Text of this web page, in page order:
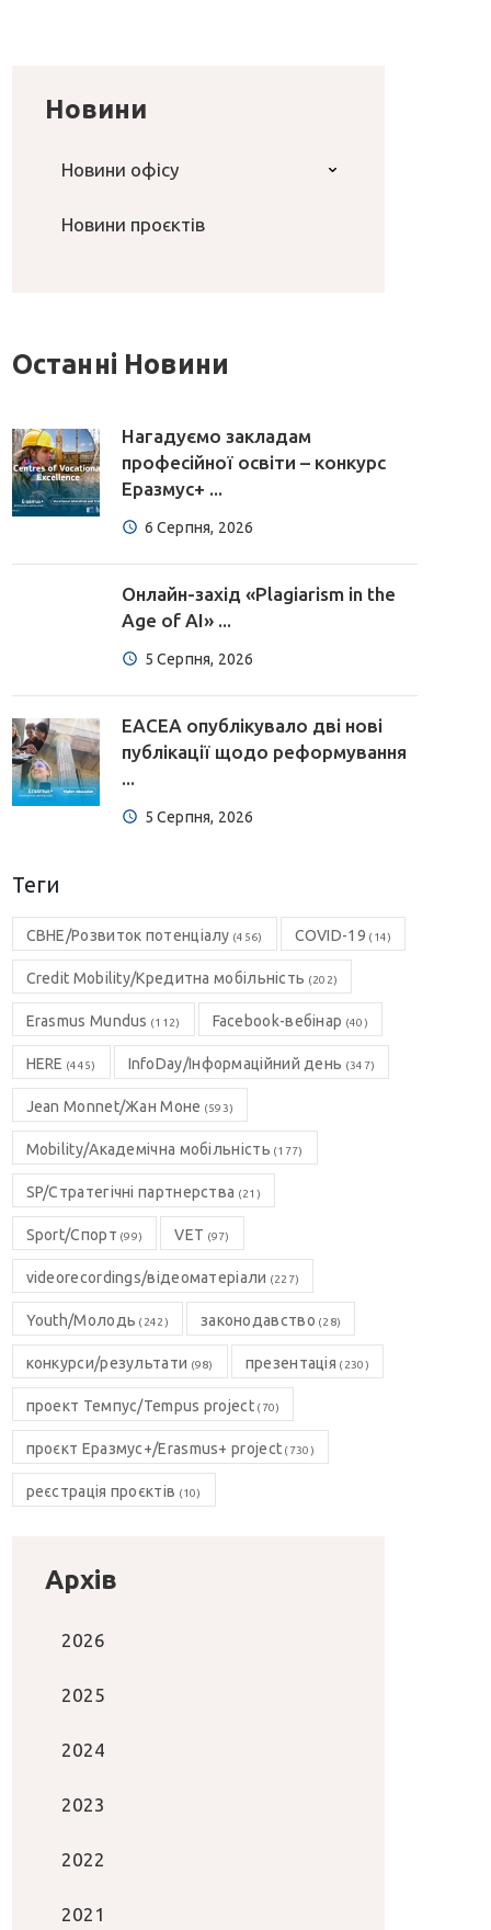
Новини
Новини офісу
Новини проєктів
Останні Новини
Нагадуємо закладам
професійної освіти – конкурс
Еразмус+ ...
6 Серпня, 2026
Онлайн-захід «Plagiarism in the
Age of AI» ...
5 Серпня, 2026
EACEA опублікувало дві нові
публікації щодо реформування
...
5 Серпня, 2026
Теги
CBHE/Розвиток потенціалу (456) COVID-19 (14)
Credit Mobility/Кредитна мобільність (202)
Erasmus Mundus (112) Facebook-вебінар (40)
HERE (445) InfoDay/Інформаційний день (347)
Jean Monnet/Жан Моне (593)
Mobility/Академічна мобільність (177)
SP/Стратегічні партнерства (21)
Sport/Спорт (99) VET (97)
videorecordings/відеоматеріали (227)
Youth/Молодь (242) законодавство (28)
конкурси/результати (98) презентація (230)
проект Темпус/Tempus project(70)
проєкт Еразмус+/Erasmus+ project (730)
реєстрація проєктів (10)
Архів
2026
2025
2024
2023
2022
2021